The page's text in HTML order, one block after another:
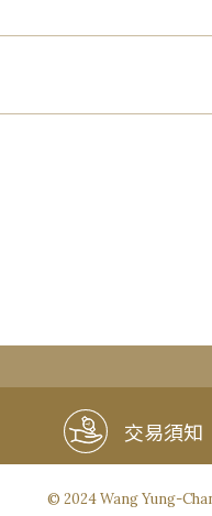
交易須知
© 2024 Wang Yung-